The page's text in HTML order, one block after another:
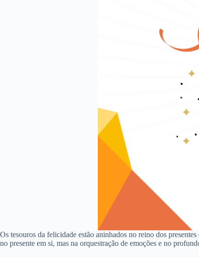
Os tesouros da felicidade estão aninhados no reino dos
no presente em si, mas na orquestração de emoções e no